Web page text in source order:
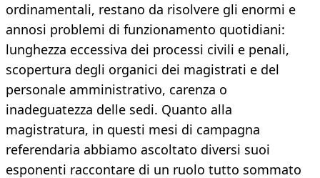
ordinamentali, restano da risolvere gli enormi e
annosi problemi di funzionamento quotidiani:
lunghezza eccessiva dei processi civili e penali,
scopertura degli organici dei magistrati e del
personale amministrativo, carenza o
inadeguatezza delle sedi. Quanto alla
magistratura, in questi mesi di campagna
referendaria abbiamo ascoltato diversi suoi
esponenti raccontare di un ruolo tutto sommato